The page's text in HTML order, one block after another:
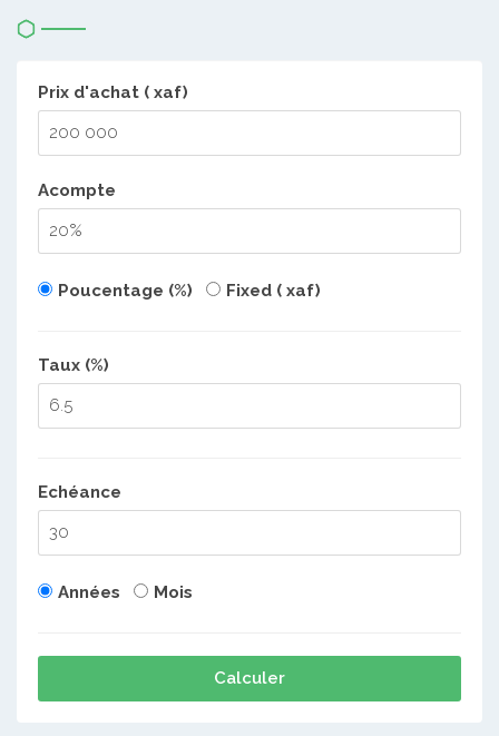
Prix d'achat ( xaf)
Acompte
Poucentage (%) Fixed ( xaf)
Taux (%)
Echéance
Années Mois
Calculer